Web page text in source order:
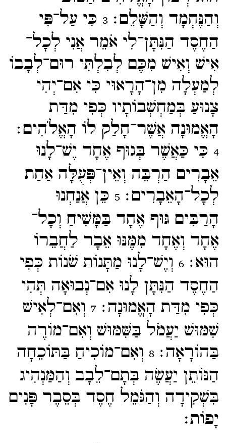
וְהַנֶּחְמָד וְהַשָּׁלֵם׃3 כִּי עַל־​פִּי
הַחֶסֶד הַנִּתָּן־​לִי אֹמֵר אֲנִי לְכָל־​
אִישׁ וְאִישׁ מִכֶּם לְבִלְתִּי רוּם־​לְבָבוֹ
לְמַעְלָה מִן־​הָרָאוּי כִּי אִם־​יְהִי
צָנוּעַ בְּמַחְשְׁבוֹתָיו כְּפִי מִדַּת
הָאֱמוּנָה אֲשֶׁר־​חָלַק לוֹ הָאֱלֹהִים׃
4 כִּי כַּאֲשֶׁר בְּגוּף אֶחָד יֶשׁ־​לָנוּ
אֵבָרִים הַרְבֵּה וְאֵין־​פְּעֻלָּה אַחַת
לְכָל־​הָאֵבָרִים׃5 כֵּן אֲנַחְנוּ
הָרַבִּים גּוּף אֶחָד בַּמָּשִׁיחַ וְכָל־​
אֶחָד וְאֶחָד מִמֶּנּוּ אֵבָר לַחֲבֵרוֹ
הוּא׃6 וְיֶשׁ־​לָנוּ מַתָּנוֹת שֹׁנוֹת כְּפִי
הַחֶסֶד הַנִּתָּן לָנוּ אִם־​נְבוּאָה תְּהִי
כְּפִי מִדַּת הָאֱמוּנָה׃7 וְאִם־​לְאִישׁ
שִׁמּוּשׁ יַעֲמֹל בַּשִּׁמּוּשׁ וְאִם־​מוֹרֶה
בַּהוֹרָאָה׃8 וְאִם־​מוֹכִיחַ בַּתּוֹכֵחָה
הַנּוֹתֵן יַעֲשֶׂה בְּתָם־​לֵבָב וְהַמַּנְהִיג
בִּשְׁקִידָה וְהַגֹּמֵל חֶסֶד בְּסֵבֶר פָּנִים
יָפוֹת׃